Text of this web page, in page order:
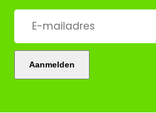
E-
mailadres*
Aanmelden